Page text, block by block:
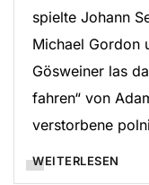
spielte Johann
Michael Gordon
Gösweiner las
fahren“ von
verstorbene
WEITERLESEN